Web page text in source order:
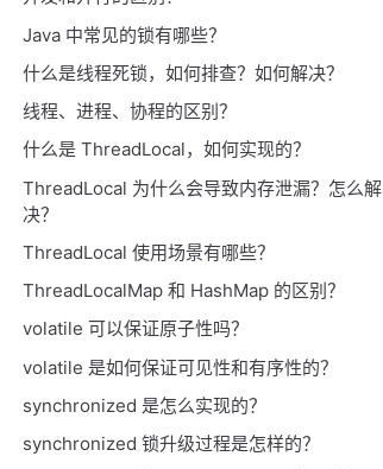
Java 中常见的锁有哪些？
什么是线程死锁，如何排查？如何解决？
线程、进程、协程的区别？
什么是 ThreadLocal，如何实现的？
ThreadLocal 为什么会导致内存泄漏？怎么解
决？
ThreadLocal 使用场景有哪些？
ThreadLocalMap 和 HashMap 的区别？
volatile 可以保证原子性吗？
volatile 是如何保证可见性和有序性的？
synchronized 是怎么实现的？
synchronized 锁升级过程是怎样的？